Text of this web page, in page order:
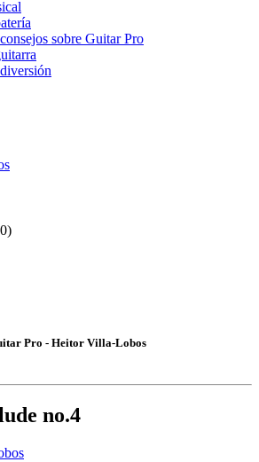
sobre Guitar Pro
Pro - Heitor Villa-Lobos
no.4